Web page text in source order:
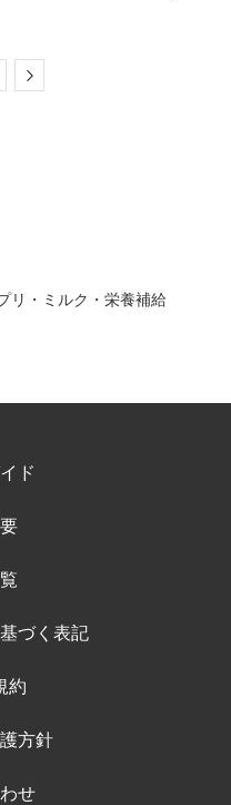
Next
リ・ミルク・栄養補給
ド
づく表記
約
方針
せ